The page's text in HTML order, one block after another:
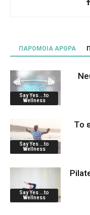
ΠΑΡΟΜΟΙΑ ΑΡΘΡΑ
Say Yes ...to
Wellness
Say Yes ...to
Wellness
Το
Say Yes ...to
Wellness